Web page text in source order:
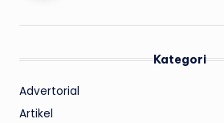
Kategori
Advertorial
Artikel